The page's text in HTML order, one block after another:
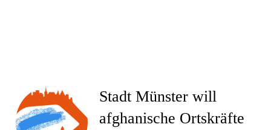
Stadt Münster will
afghanische Ortskräfte